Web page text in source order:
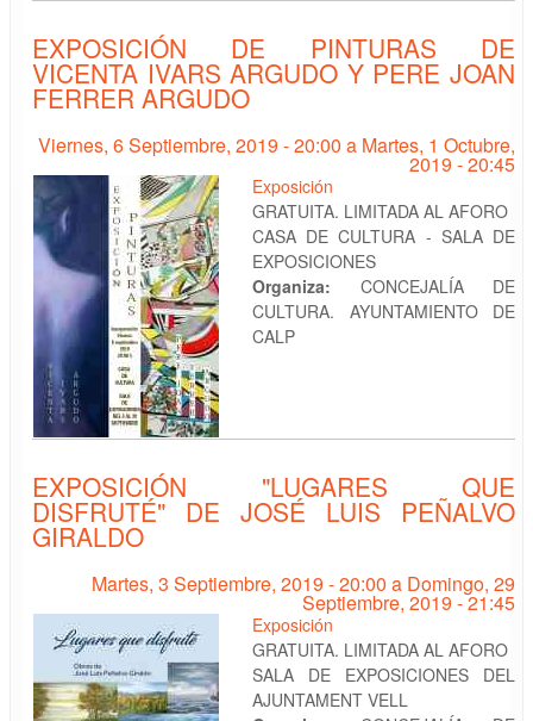
EXPOSICIÓN DE PINTURAS DE
VICENTA IVARS ARGUDO Y PERE JOAN
FERRER ARGUDO
Viernes, 6 Septiembre, 2019 - 20:00 a Martes, 1 Octubre,
2019 - 20:45
Exposición
GRATUITA. LIMITADA AL AFORO
CASA DE CULTURA - SALA DE
EXPOSICIONES
Organiza: CONCEJALÍA DE
CULTURA. AYUNTAMIENTO DE
CALP
EXPOSICIÓN "LUGARES QUE
DISFRUTÉ" DE JOSÉ LUIS PEÑALVO
GIRALDO
Martes, 3 Septiembre, 2019 - 20:00 a Domingo, 29
Septiembre, 2019 - 21:45
Exposición
GRATUITA. LIMITADA AL AFORO
SALA DE EXPOSICIONES DEL
AJUNTAMENT VELL